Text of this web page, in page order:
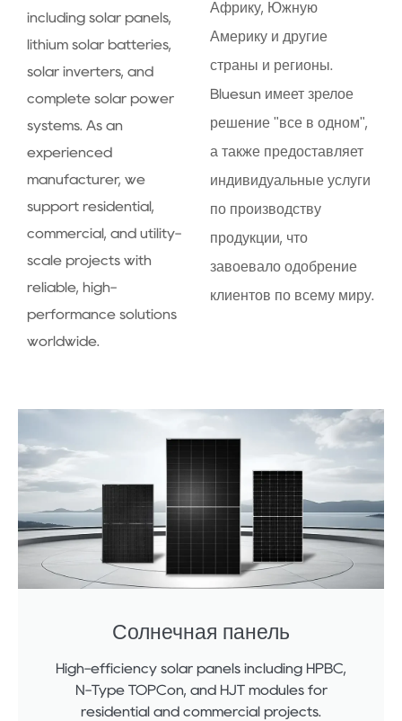
including solar panels,
lithium solar batteries,
solar inverters, and
complete solar power
systems. As an
experienced
manufacturer, we
support residential,
commercial, and utility-
scale projects with
reliable, high-
performance solutions
worldwide.
Африку, Южную
Америку и другие
страны и регионы.
Bluesun имеет зрелое
решение "все в одном",
а также предоставляет
индивидуальные услуги
по производству
продукции, что
завоевало одобрение
клиентов по всему миру.
Солнечная панель
High-efficiency solar panels including HPBC,
N-Type TOPCon, and HJT modules for
residential and commercial projects.